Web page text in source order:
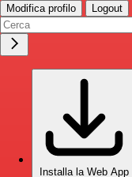
Modifica profilo Logout
Installa la Web App